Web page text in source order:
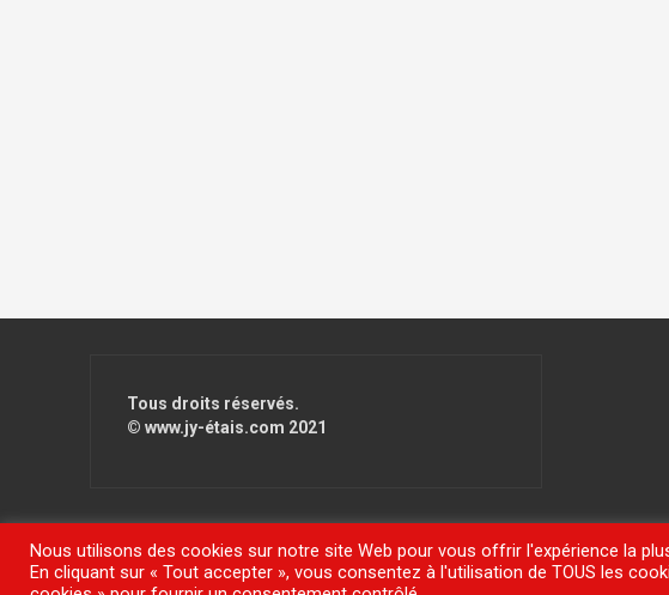
Tous droits réservés.
© www.jy-étais.com 2021
Fièrement propulsé par WordPress|Thème FlyMagpar Themeisle
Nous utilisons des cookies sur notre site Web pour vous offrir l'expérience la
En cliquant sur « Tout accepter », vous consentez à l'utilisation de TOUS les